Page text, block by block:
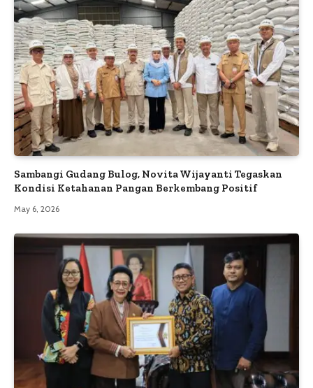
Sambangi Gudang Bulog, Novita Wijayanti Tegaskan
Kondisi Ketahanan Pangan Berkembang Positif
May 6, 2026